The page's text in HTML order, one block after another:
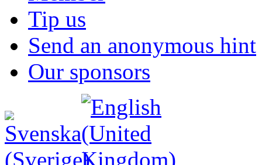
Tip us
Send an anonymous hint
Our sponsors